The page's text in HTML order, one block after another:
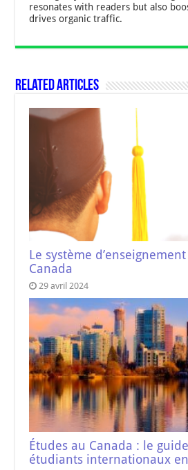
resonates with readers but also
drives organic traffic.
Related Articles
Le système
Canada
29 avril 2024
Études au Canada : le
étudiants internationaux